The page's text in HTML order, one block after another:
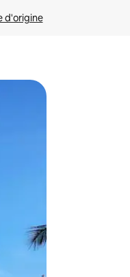
d'origine
en les faisant glisser.